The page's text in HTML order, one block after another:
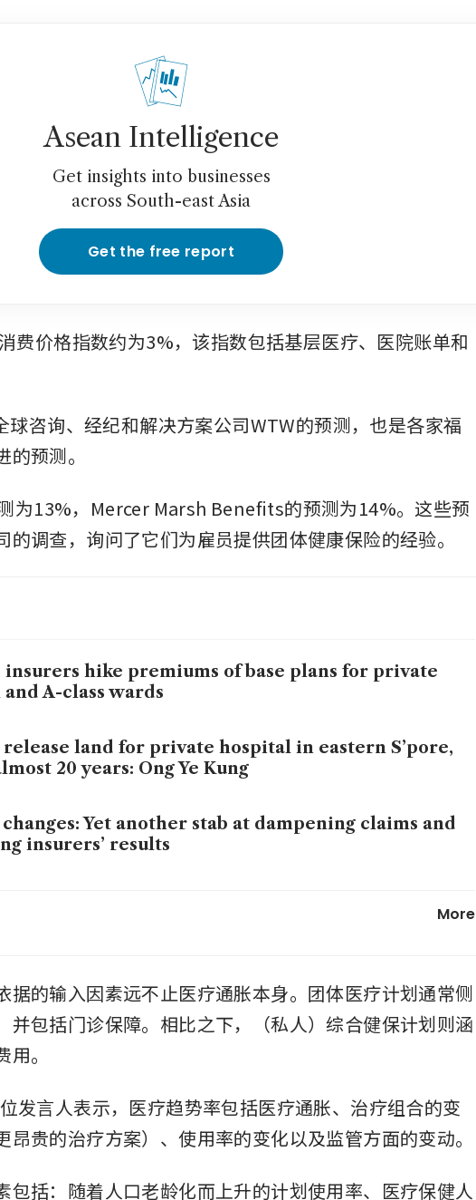
Asean Intelligence
Get insights into businesses
across South-east Asia
Get the free report
费价格指数约为3%，该指数包括基层医疗、医院账单和
球咨询、经纪和解决方案公司WTW的预测，也是各家福
预测。
为13%，Mercer Marsh Benefits的预测为14%。这些预
的调查，询问了它们为雇员提供团体健康保险的经验。
insurers hike premiums of base plans for private
A-class wards
release land for private hospital in eastern S’pore,
20 years: Ong Ye Kung
Yet another stab at dampening claims and
insurers’ results
More
据的输入因素远不止医疗通胀本身。团体医疗计划通常侧
并包括门诊保障。相比之下，（私人）综合健保计划则涵
。
发言人表示，医疗趋势率包括医疗通胀、治疗组合的变
昂贵的治疗方案）、使用率的变化以及监管方面的变动。
包括：随着人口老龄化而上升的计划使用率、医疗保健人